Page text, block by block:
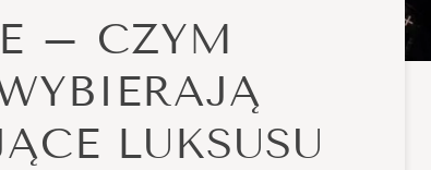
– CZYM
LUKSUSU